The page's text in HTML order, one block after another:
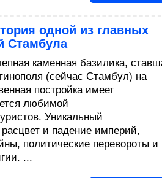
одной из главных
Стамбула
каменная базилика,
(сейчас Стамбул) на
постройка имеет
любимой
Уникальный
и падение империй,
политические перевороты и
...